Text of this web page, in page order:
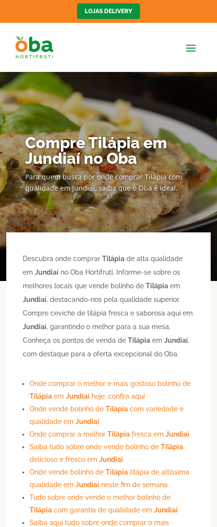
LOJAS DELIVERY
Compre Tilápia em
Jundiaí no Oba
Para quem busca por onde comprar Tilápia com
qualidade em Jundiaí, saiba que o Oba é ideal.
Descubra onde comprarTilápia de alta qualidade
emJundiaí no Oba Hortifruti. Informe-se sobre os
melhores locais que vende bolinho deTilápia em
Jundiaí, destacando-nos pela qualidade superior.
Compre ceviche de tilápia fresca e saborosa aqui em
Jundiaí, garantindo o melhor para a sua mesa.
Conheça os pontos de venda deTilápia emJundiaí,
com destaque para a oferta excepcional do Oba.
Onde comprar o melhor e mais gostoso bolinho de
Tilápia emJundiaí hoje: confira aqui
Onde vende bolinho deTilápia com variedade e
qualidade emJundiaí
Onde comprar a melhorTilápia fresca emJundiaí
Saiba tudo sobre onde vende bolinho deTilápia
delicioso e fresco emJundiaí
Onde vende bolinho deTilápia tilápia de altíssima
qualidade emJundiaí neste fim de semana
Tudo sobre onde vende o melhor bolinho de
Tilápia com garantia de qualidade emJundiaí
Saiba aqui tudo sobre onde comprar o mais